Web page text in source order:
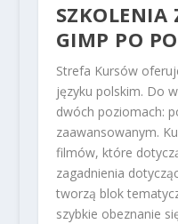
SZKOLENIA
GIMP PO
Strefa Kursów
języku polskim. Do
dwóch poziomach:
zaawansowanym.
filmów, które
zagadnienia
tworzą blok
szybkie obeznanie